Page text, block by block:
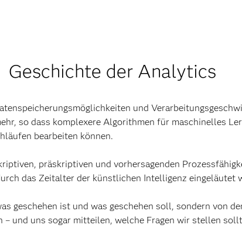
Geschichte der Analytics
und
so dass komplexere Algorithmen für maschinelles
bearbeiten können.
präskriptiven und vorhersagenden
das Zeitalter der künstlichen Intelligenz eingeläutet
geschehen ist und was geschehen soll, sondern von
und uns sogar mitteilen, welche Fragen wir stellen